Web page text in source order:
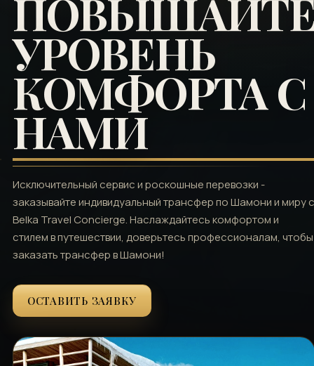
УРОВЕНЬ
КОМФОРТА С
НАМИ
Исключительный сервис и роскошные перевозки -
заказывайте индивидуальный трансфер по Шамони и миру с
Belka Travel Concierge. Наслаждайтесь комфортом и
стилем в путешествии, доверьтесь профессионалам, чтобы
заказать трансфер в Шамони!
ОСТАВИТЬ ЗАЯВКУ